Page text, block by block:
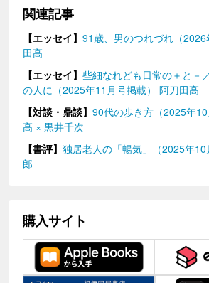
関連記事
【エッセイ】 91歳、男のつれづれ（
田高
【エッセイ】 些細なれども日常の＋と－
の人に（2025年11月号掲載） 阿刀田高
【対談・鼎談】 90代の歩き方（2025年
高 × 黒井千次
【書評】 独居老人の「暢気」（2025年
郎
購入サイト